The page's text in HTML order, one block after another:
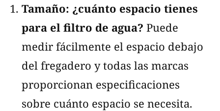
Tamaño: ¿cuánto espacio tienes
para el filtro de agua? Puede
medir fácilmente el espacio debajo
del fregadero y todas las marcas
proporcionan especificaciones
sobre cuánto espacio se necesita.